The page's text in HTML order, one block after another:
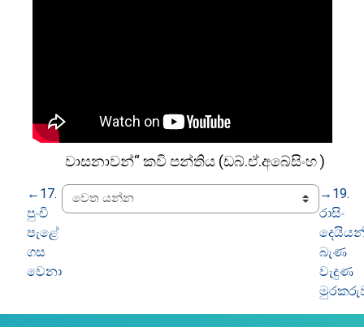
වාසනාවන්“ කවි පන්තිය (ඩබ්.ඒ.අබේසිංහ )
← 17.
පුංචි
පැළේ
ගස
වෙනා
→ 19.
රාසිං
බැණ
වැදුණ